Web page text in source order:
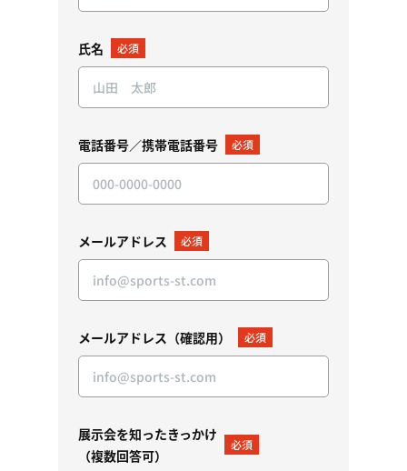
氏名 必須
電話番号／携帯電話番号 必須
メールアドレス 必須
メールアドレス（確認用） 必須
展示会を知ったきっかけ
（複数回答可）
必須